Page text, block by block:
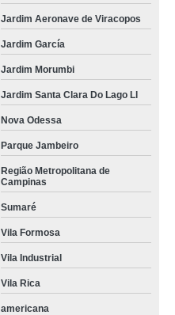
Jardim Aeronave de Viracopos
Jardim García
Jardim Morumbi
Jardim Santa Clara Do Lago Ll
Nova Odessa
Parque Jambeiro
Região Metropolitana de
Campinas
Sumaré
Vila Formosa
Vila Industrial
Vila Rica
americana